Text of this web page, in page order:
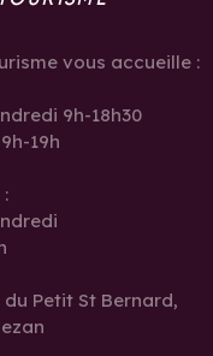
vous accueille :
9h-18h30
19h
du Petit St Bernard,